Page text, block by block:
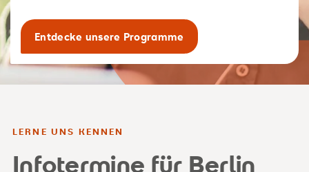
Entdecke unsere Programme
LERNE UNS KENNEN
Infotermine für Berlin